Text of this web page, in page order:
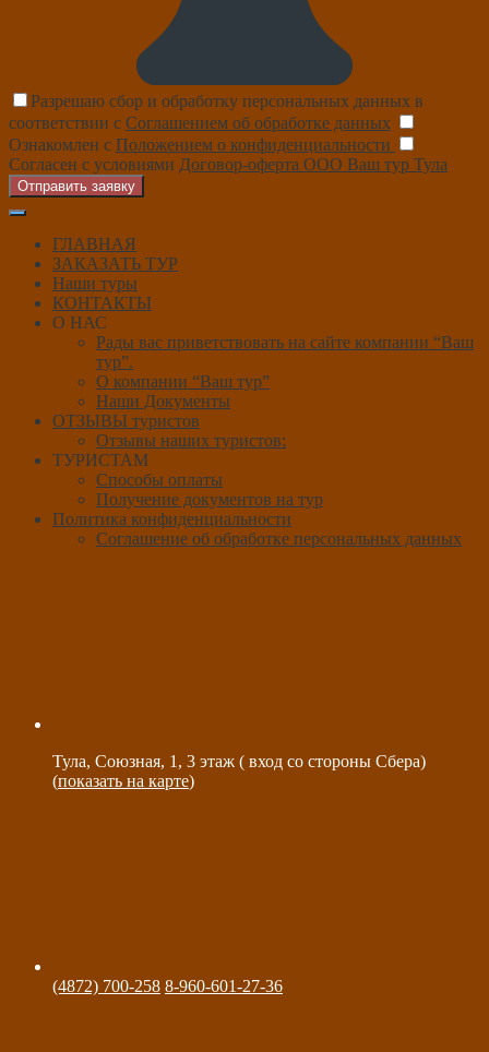
Разрешаю сбор и обработку персональных данных в
соответствии с Соглашением об обработке данных
Ознакомлен с Положением о конфиденциальности
Согласен с условиями Договор-оферта ООО Ваш тур Тула
Отправить заявку
ГЛАВНАЯ
ЗАКАЗАТЬ ТУР
Наши туры
КОНТАКТЫ
О НАС
Рады вас приветствовать на сайте компании “Ваш
тур”.
О компании “Ваш тур”
Наши Документы
ОТЗЫВЫ туристов
Отзывы наших туристов:
ТУРИСТАМ
Способы оплаты
Получение документов на тур
Политика конфиденциальности
Соглашение об обработке персональных данных
Тула, Союзная, 1, 3 этаж ( вход со стороны Сбера)
(показать на карте)
(4872) 700-258 8-960-601-27-36